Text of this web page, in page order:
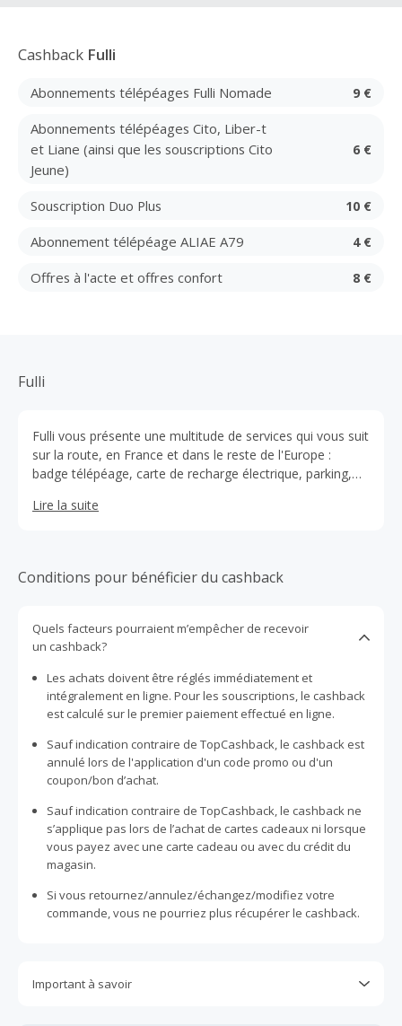
Cashback Fulli
Abonnements télépéages Fulli Nomade 9 €
Abonnements télépéages Cito, Liber-t
et Liane (ainsi que les souscriptions Cito
Jeune)
6 €
Souscription Duo Plus 10 €
Abonnement télépéage ALIAE A79 4 €
Offres à l'acte et offres confort 8 €
Fulli
Fulli vous présente une multitude de services qui vous suit
sur la route, en France et dans le reste de l'Europe :
badge télépéage, carte de recharge électrique, parking,
Lire la suite
Conditions pour bénéficier du cashback
Quels facteurs pourraient m’empêcher de recevoir
un cashback?
Les achats doivent être réglés immédiatement et
intégralement en ligne. Pour les souscriptions, le cashback
est calculé sur le premier paiement effectué en ligne.
Sauf indication contraire de TopCashback, le cashback est
annulé lors de l'application d'un code promo ou d'un
coupon/bon d’achat.
Sauf indication contraire de TopCashback, le cashback ne
s’applique pas lors de l’achat de cartes cadeaux ni lorsque
vous payez avec une carte cadeau ou avec du crédit du
magasin.
Si vous retournez/annulez/échangez/modifiez votre
commande, vous ne pourriez plus récupérer le cashback.
Important à savoir